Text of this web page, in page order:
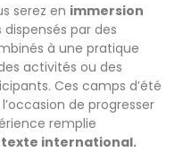
serez en immersion
dispensés par des
à une pratique
activités ou des
Ces camps d’été
de progresser
remplie
international.